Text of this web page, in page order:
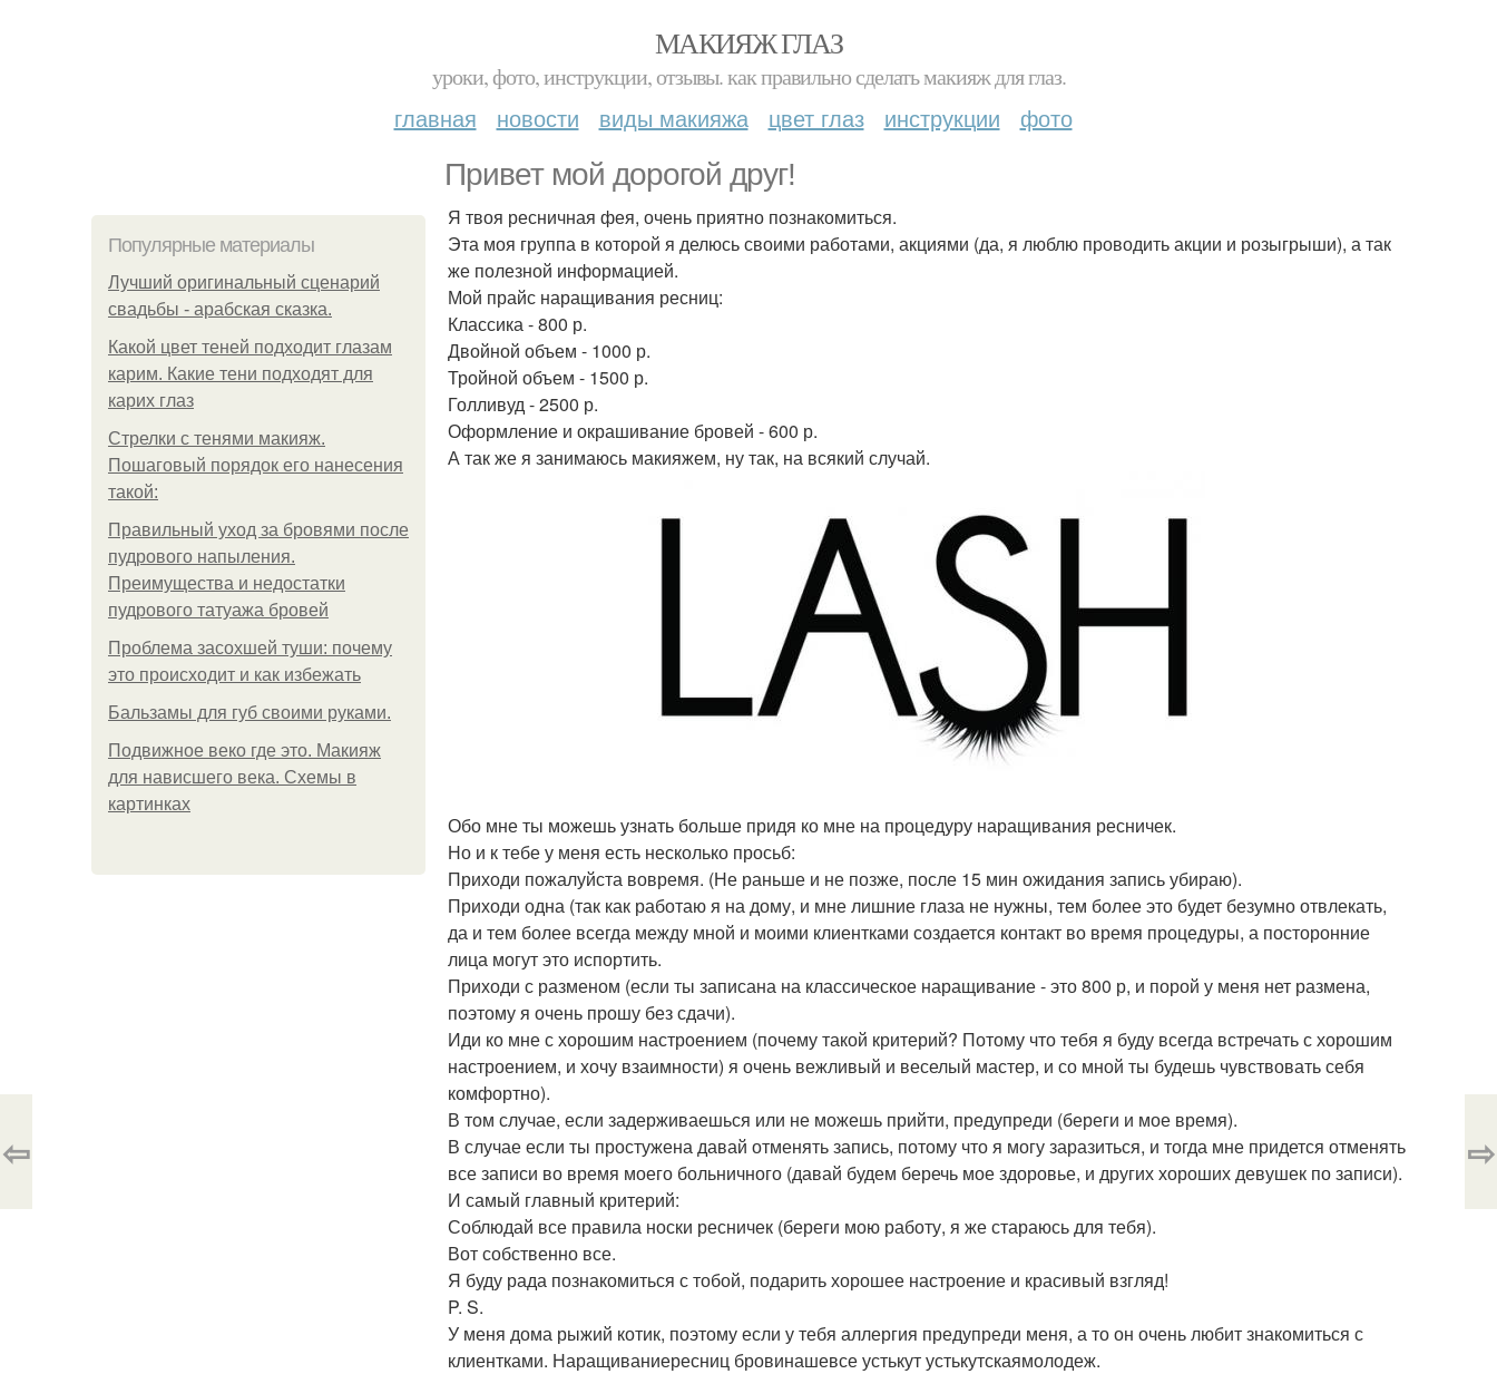
МАКИЯЖ ГЛАЗ
уроки, фото, инструкции, отзывы. как правильно сделать макияж для глаз.
главная новости виды макияжа цвет глаз инструкции фото
Привет мой дорогой друг!
Популярные материалы
Лучший оригинальный сценарий
свадьбы - арабская сказка.
Какой цвет теней подходит глазам
карим. Какие тени подходят для
карих глаз
Стрелки с тенями макияж.
Пошаговый порядок его нанесения
такой:
Правильный уход за бровями после
пудрового напыления.
Преимущества и недостатки
пудрового татуажа бровей
Проблема засохшей туши: почему
это происходит и как избежать
Бальзамы для губ своими руками.
Подвижное веко где это. Макияж
для нависшего века. Схемы в
картинках
Я твоя ресничная фея, очень приятно познакомиться.
Эта моя группа в которой я делюсь своими работами, акциями (да, я люблю проводить акции и розыгрыши), а так
же полезной информацией.
Мой прайс наращивания ресниц:
Классика - 800 р.
Двойной объем - 1000 р.
Тройной объем - 1500 р.
Голливуд - 2500 р.
Оформление и окрашивание бровей - 600 р.
А так же я занимаюсь макияжем, ну так, на всякий случай.
Обо мне ты можешь узнать больше придя ко мне на процедуру наращивания ресничек.
Но и к тебе у меня есть несколько просьб:
Приходи пожалуйста вовремя. (Не раньше и не позже, после 15 мин ожидания запись убираю).
Приходи одна (так как работаю я на дому, и мне лишние глаза не нужны, тем более это будет безумно отвлекать,
да и тем более всегда между мной и моими клиентками создается контакт во время процедуры, а посторонние
лица могут это испортить.
Приходи с разменом (если ты записана на классическое наращивание - это 800 р, и порой у меня нет размена,
поэтому я очень прошу без сдачи).
Иди ко мне с хорошим настроением (почему такой критерий? Потому что тебя я буду всегда встречать с хорошим
настроением, и хочу взаимности) я очень вежливый и веселый мастер, и со мной ты будешь чувствовать себя
комфортно).
В том случае, если задерживаешься или не можешь прийти, предупреди (береги и мое время).
В случае если ты простужена давай отменять запись, потому что я могу заразиться, и тогда мне придется отменять
все записи во время моего больничного (давай будем беречь мое здоровье, и других хороших девушек по записи).
И самый главный критерий:
Соблюдай все правила носки ресничек (береги мою работу, я же стараюсь для тебя).
Вот собственно все.
Я буду рада познакомиться с тобой, подарить хорошее настроение и красивый взгляд!
P. S.
У меня дома рыжий котик, поэтому если у тебя аллергия предупреди меня, а то он очень любит знакомиться с
клиентками. Наращиваниересниц бровинашевсе устькут устькутскаямолодеж.
⇦ ⇨